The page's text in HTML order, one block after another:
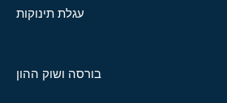
עגלת תינוקות
בורסה ושוק ההון